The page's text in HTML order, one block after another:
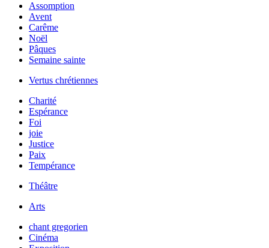
Assomption
Avent
Carême
Noël
Pâques
Semaine sainte
Vertus chrétiennes
Charité
Espérance
Foi
joie
Justice
Paix
Tempérance
Théâtre
Arts
chant gregorien
Cinéma